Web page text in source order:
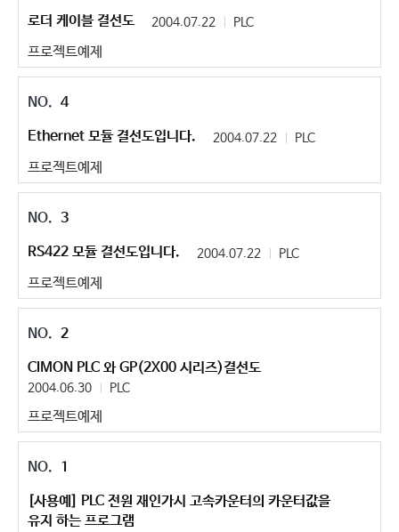
로더 케이블 결선도
2004.07.22 PLC
프로젝트예제
4
Ethernet 모듈 결선도입니다.
2004.07.22 PLC
프로젝트예제
3
RS422 모듈 결선도입니다.
2004.07.22 PLC
프로젝트예제
2
CIMON PLC 와 GP(2X00 시리즈)결선도
2004.06.30 PLC
프로젝트예제
1
[사용예] PLC 전원 재인가시 고속카운터의 카운터값을
유지 하는 프로그램